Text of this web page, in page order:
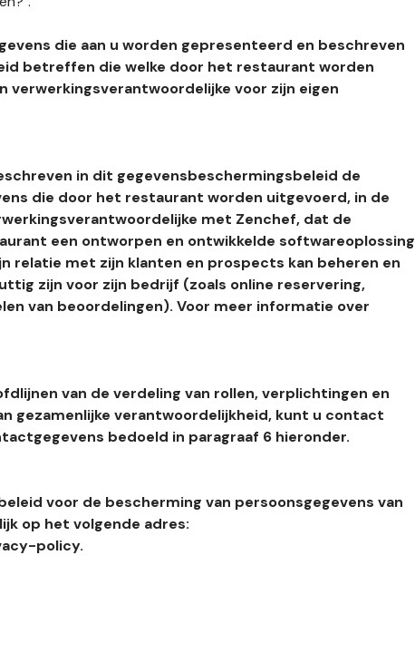
die aan u worden gepresenteerd en beschreven
betreffen die welke door het restaurant worden
verwerkingsverantwoordelijke voor zijn eigen
in dit gegevensbeschermingsbeleid de
die door het restaurant worden uitgevoerd, in de
met Zenchef, dat de
een ontworpen en ontwikkelde softwareoplossing
relatie met zijn klanten en prospects kan beheren en
zijn voor zijn bedrijf (zoals online reservering,
van beoordelingen). Voor meer informatie over
van de verdeling van rollen, verplichtingen en
gezamenlijke verantwoordelijkheid, kunt u contact
bedoeld in paragraaf 6 hieronder.
voor de bescherming van persoonsgegevens van
op het volgende adres:
policy.